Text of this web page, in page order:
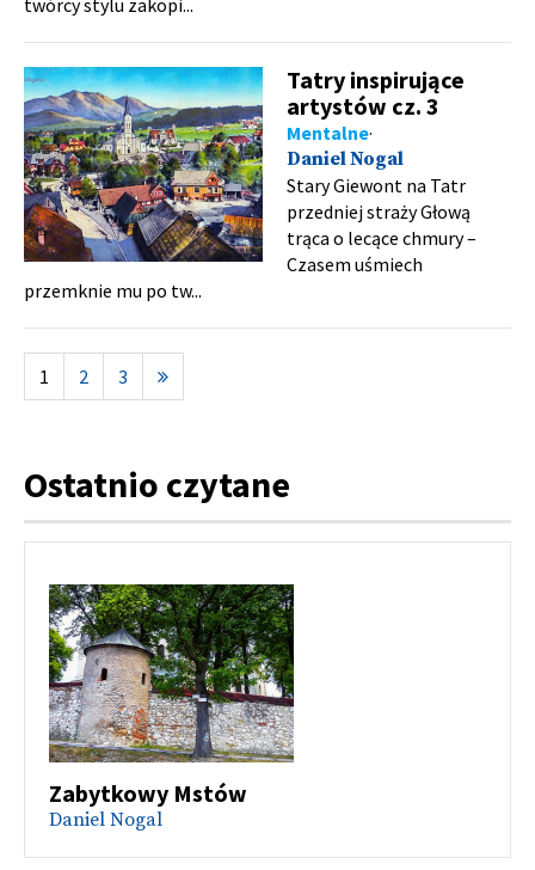
twórcy stylu zakopi...
Tatry inspirujące
artystów cz. 3
Mentalne
Daniel Nogal
Stary Giewont na Tatr
przedniej straży Głową
trąca o lecące chmury –
Czasem uśmiech
przemknie mu po tw...
1 2 3
Ostatnio czytane
Zabytkowy Mstów
Daniel Nogal